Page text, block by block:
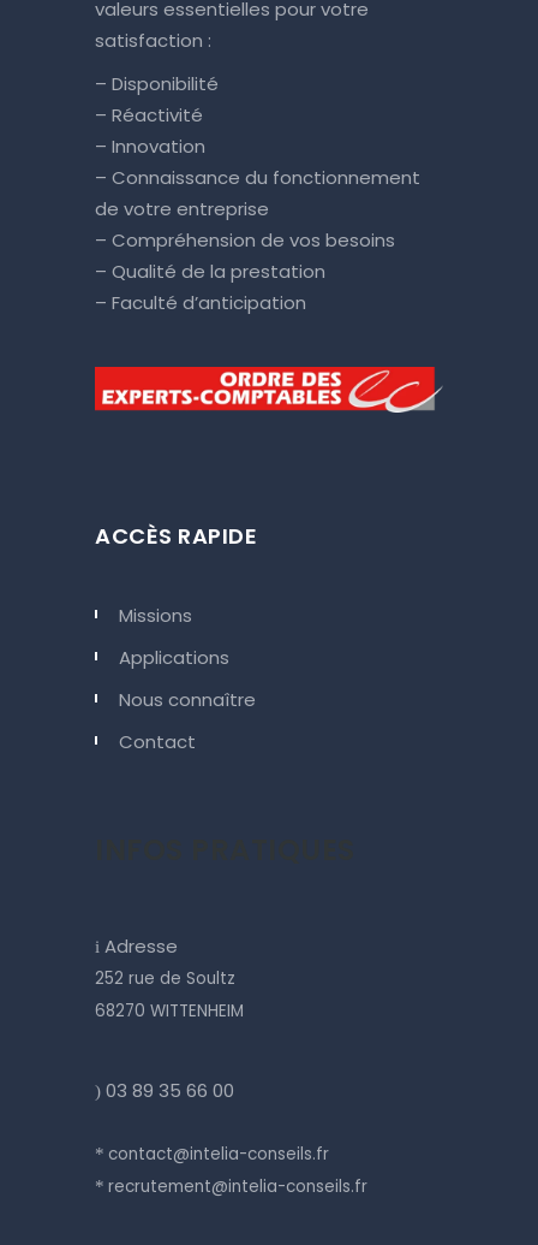
valeurs essentielles pour votre
satisfaction :
– Disponibilité
– Réactivité
– Innovation
– Connaissance du fonctionnement
de votre entreprise
– Compréhension de vos besoins
– Qualité de la prestation
– Faculté d’anticipation
ACCÈS RAPIDE
Missions
Applications
Nous connaître
Contact
i Adresse
252 rue de Soultz
68270 WITTENHEIM
) 03 89 35 66 00
* contact@intelia-conseils.fr
* recrutement@intelia-conseils.fr